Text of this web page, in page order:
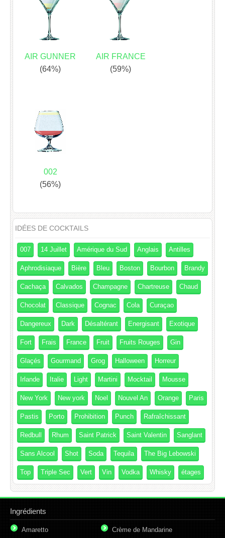
AIR GUNNER
(64%)
AIR FRANCE
(59%)
002
(56%)
IDÉES DE COCKTAILS
007 14 Juillet Amérique du Sud Anglais Antilles
Aphrodisiaque Bière Bleu Boston Bourbon Brandy
Cachaça Calvados Champagne Chartreuse Chaud
Chocolat Classique Cognac Cola Curaçao
Dangereux Dark Désaltérant Energisant Exotique
Fort Frais France Fruit Fruits Rouges Gin
Glaçés Gourmand Grog Halloween Horreur
Irlande Italie Light Martini Mocktail Mousse
New York New york Noel Nouvel An Orange Paris
Pastis Porto Prohibition Punch Rafraîchissant
Redbull Rhum Saint Patrick Saint Valentin Sanglant
Sans Alcool Shot Soda Tequila The Big Lebowski
Top Triple Sec Vert Vin Vodka Whisky étages
Ingrédients
Amaretto
Crème de Mandarine